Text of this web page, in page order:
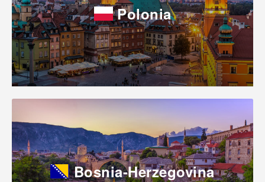
Polonia
Bosnia-Herzegovina